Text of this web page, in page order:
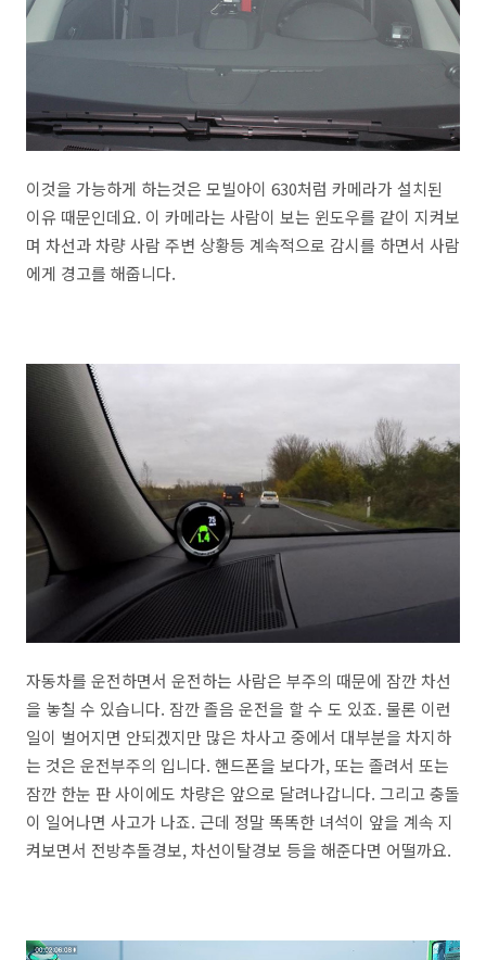
이것을 가능하게 하는것은 모빌아이 630처럼 카메라가 설치된
이유 때문인데요. 이 카메라는 사람이 보는 윈도우를 같이 지켜보
며 차선과 차량 사람 주변 상황등 계속적으로 감시를 하면서 사람
에게 경고를 해줍니다.
자동차를 운전하면서 운전하는 사람은 부주의 때문에 잠깐 차선
을 놓칠 수 있습니다. 잠깐 졸음 운전을 할 수 도 있죠. 물론 이런
일이 벌어지면 안되겠지만 많은 차사고 중에서 대부분을 차지하
는 것은 운전부주의 입니다. 핸드폰을 보다가, 또는 졸려서 또는
잠깐 한눈 판 사이에도 차량은 앞으로 달려나갑니다. 그리고 충돌
이 일어나면 사고가 나죠. 근데 정말 똑똑한 녀석이 앞을 계속 지
켜보면서 전방추돌경보, 차선이탈경보 등을 해준다면 어떨까요.